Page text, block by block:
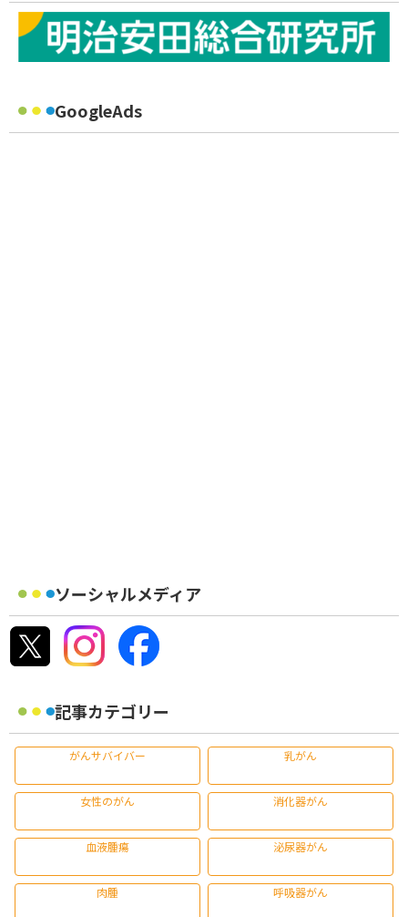
GoogleAds
ソーシャルメディア
記事カテゴリー
がんサバイバー 乳がん
女性のがん 消化器がん
血液腫瘍 泌尿器がん
肉腫 呼吸器がん